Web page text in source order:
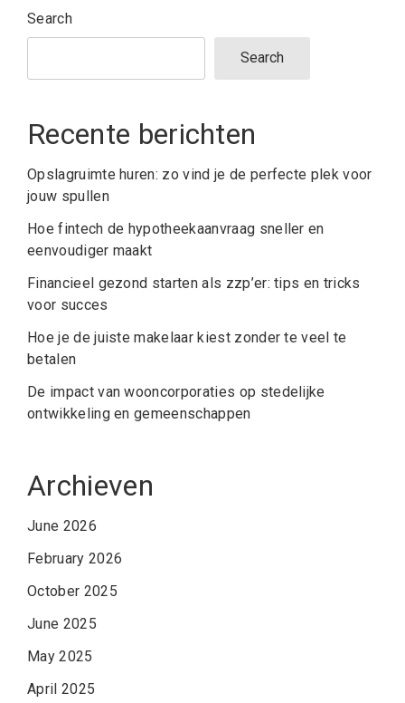
Search
Search
Recente berichten
Opslagruimte huren: zo vind je de perfecte plek voor
jouw spullen
Hoe fintech de hypotheekaanvraag sneller en
eenvoudiger maakt
Financieel gezond starten als zzp’er: tips en tricks
voor succes
Hoe je de juiste makelaar kiest zonder te veel te
betalen
De impact van wooncorporaties op stedelijke
ontwikkeling en gemeenschappen
Archieven
June 2026
February 2026
October 2025
June 2025
May 2025
April 2025